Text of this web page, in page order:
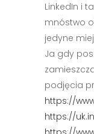
LinkedIn i
mnóstwo
jedyne
Ja gdy
podjęcia
https://
https://